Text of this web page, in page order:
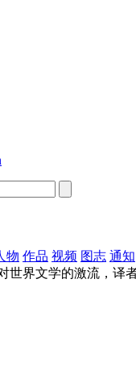
物 作品 视频 图志 通知
世界文学的激流，译